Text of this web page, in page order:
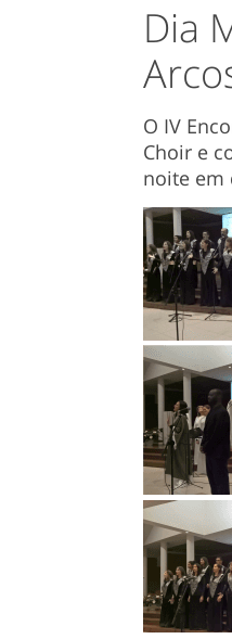
Dia
O IV
Choir e
noite em